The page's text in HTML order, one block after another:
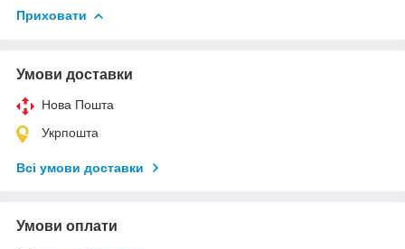
Приховати
Умови доставки
Нова Пошта
Укрпошта
Всі умови доставки
Умови оплати